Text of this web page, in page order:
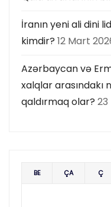
İranın yeni ali dini
kimdir? 12 Mart
Azərbaycan və
xalqlar
qaldırmaq olar? 23
BE ÇA Ç